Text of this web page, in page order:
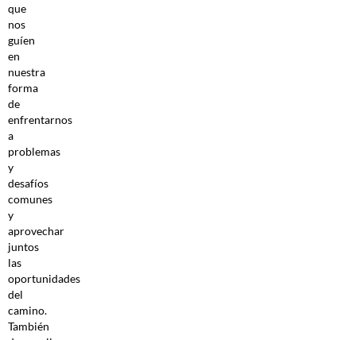
que
nos
guíen
en
nuestra
forma
de
enfrentarnos
a
problemas
y
desafíos
comunes
y
aprovechar
juntos
las
oportunidades
del
camino.
También